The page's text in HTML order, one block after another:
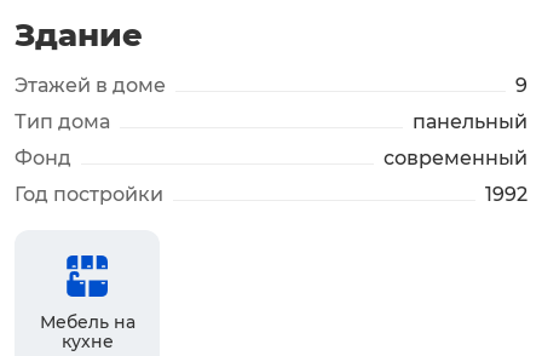
Здание
Этажей в доме
9
Тип дома
панельный
Фонд
современный
Год постройки
1992
Мебель на
кухне